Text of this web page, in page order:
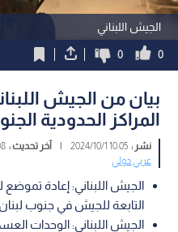
الجيش اللبناني
0
0
بيان من الجيش
المراكز الحدودية
نشر :10:05 2024/10/1
| آخر تحديث :1
عربي دولي
الجيش اللبناني: إعادة
التابعة للجيش في جنوب لبنان
الجيش اللبناني: الوحدات